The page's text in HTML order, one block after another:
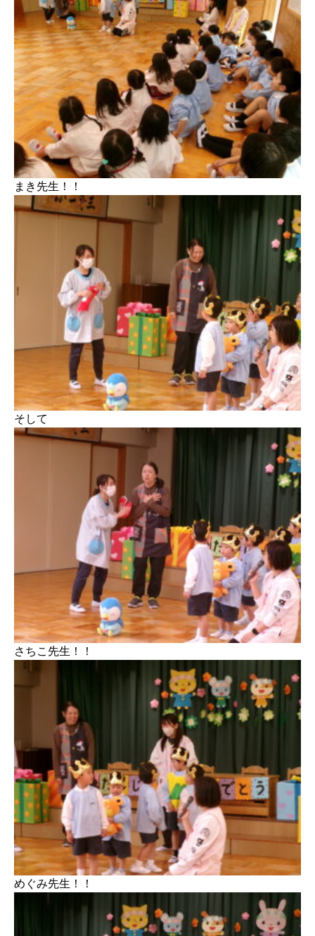
まき先生！！
そして
さちこ先生！！
めぐみ先生！！